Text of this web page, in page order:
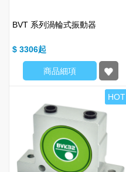
BVT 系列渦輪式振動器
$ 3306
商品細項
HOT